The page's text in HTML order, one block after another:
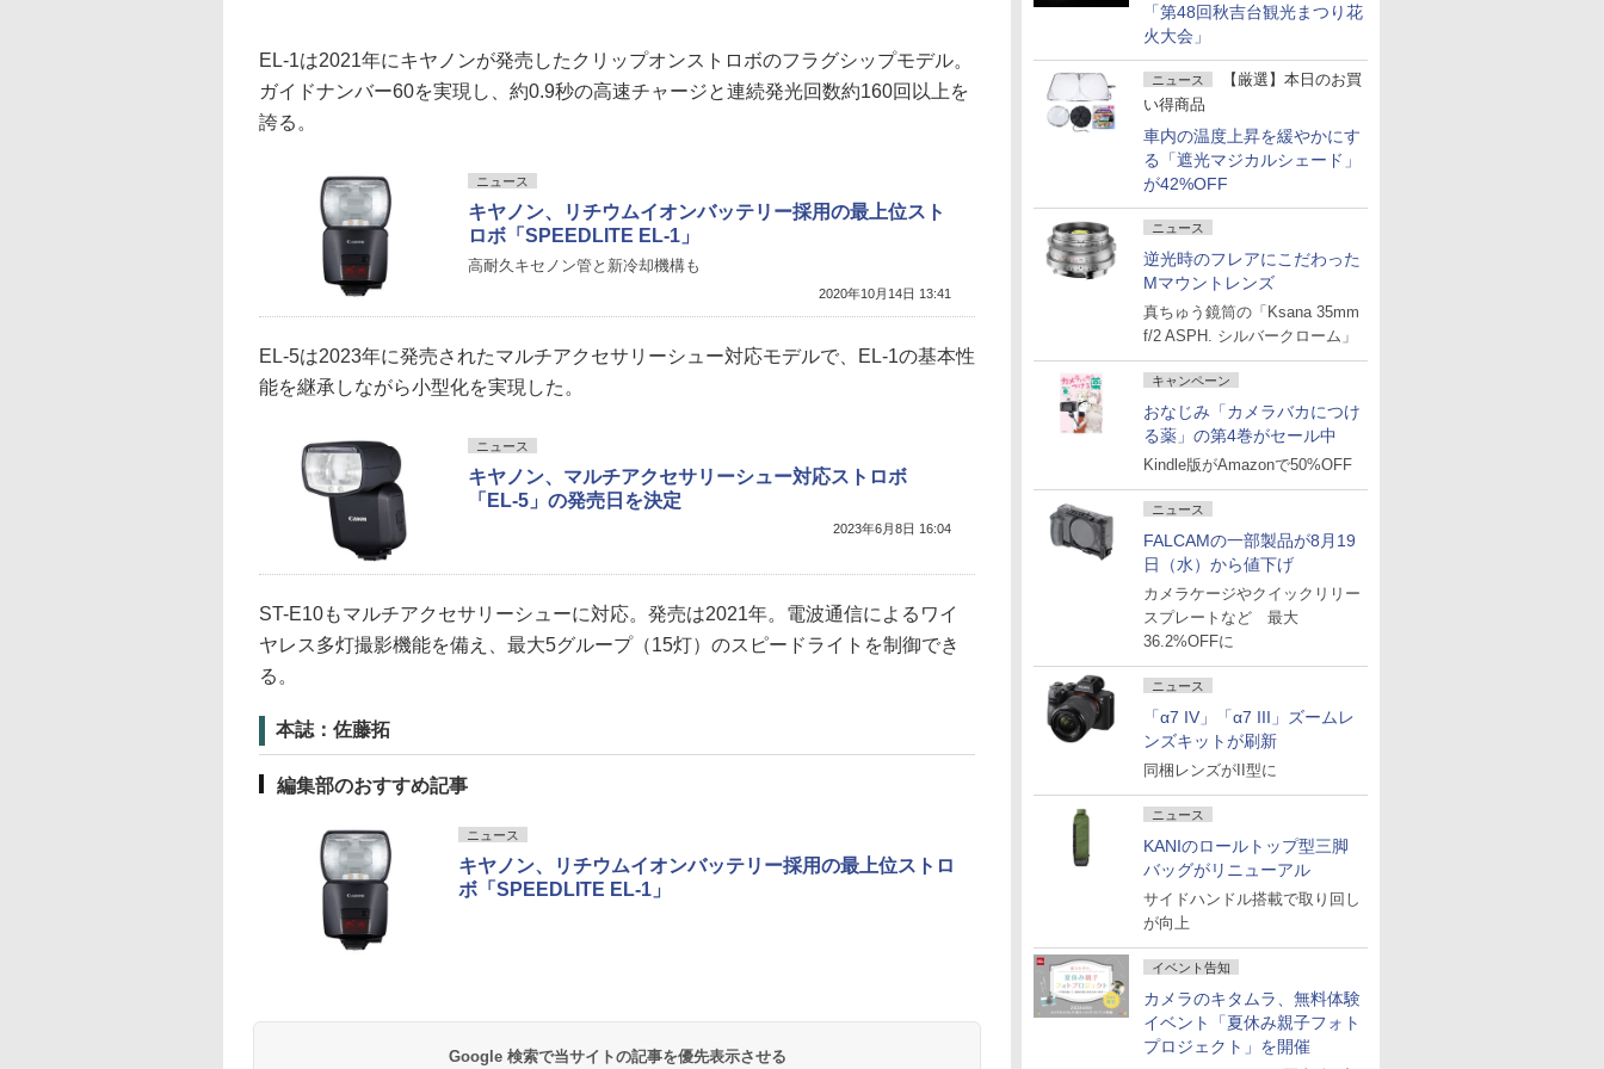
「第48回秋吉台観光まつり花
火大会」
ニュース
【厳選】本日のお買
い得商品
車内の温度上昇を緩やかにす
る「遮光マジカルシェード」
が42%OFF
ニュース
逆光時のフレアにこだわった
Mマウントレンズ
真ちゅう鏡筒の「Ksana 35mm
f/2 ASPH. シルバークローム」
キャンペーン
おなじみ「カメラバカにつけ
る薬」の第4巻がセール中
Kindle版がAmazonで50%OFF
ニュース
FALCAMの一部製品が8月19
日（水）から値下げ
カメラケージやクイックリリー
スプレートなど 最大
36.2%OFFに
ニュース
「α7 IV」「α7 III」ズームレ
ンズキットが刷新
同梱レンズがII型に
ニュース
KANIのロールトップ型三脚
バッグがリニューアル
サイドハンドル搭載で取り回し
が向上
イベント告知
カメラのキタムラ、無料体験
イベント「夏休み親子フォト
プロジェクト」を開催
EL-1は2021年にキヤノンが発売したクリップオンストロボのフラグシップモデル。
ガイドナンバー60を実現し、約0.9秒の高速チャージと連続発光回数約160回以上を
誇る。
ニュース
キヤノン、リチウムイオンバッテリー採用の最上位スト
ロボ「SPEEDLITE EL-1」
高耐久キセノン管と新冷却機構も
2020年10月14日 13:41
EL-5は2023年に発売されたマルチアクセサリーシュー対応モデルで、EL-1の基本性
能を継承しながら小型化を実現した。
ニュース
キヤノン、マルチアクセサリーシュー対応ストロボ
「EL-5」の発売日を決定
2023年6月8日 16:04
ST-E10もマルチアクセサリーシューに対応。発売は2021年。電波通信によるワイ
ヤレス多灯撮影機能を備え、最大5グループ（15灯）のスピードライトを制御でき
る。
本誌：佐藤拓
編集部のおすすめ記事
ニュース
キヤノン、リチウムイオンバッテリー採用の最上位ストロ
ボ「SPEEDLITE EL-1」
Google 検索で当サイトの記事を優先表示させる